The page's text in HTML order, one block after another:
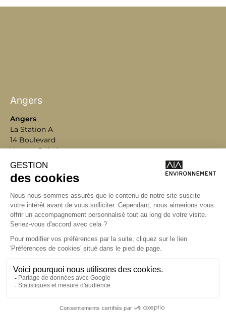
Angers
Bordeaux
Lyon
Marseille
Nantes
Angers
La Station A
14 Boulevard
Yvonne Poirel
49000 Angers
88 50
Écrire
environnement@aialifedesigners.fr